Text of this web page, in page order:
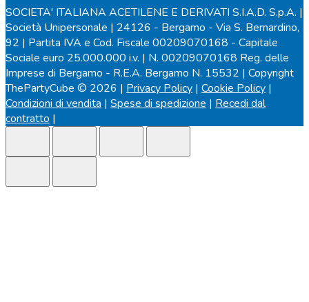
SOCIETA' ITALIANA ACETILENE E DERIVATI S.I.A.D. S.p.A. |
Società Unipersonale | 24126 - Bergamo - Via S. Bernardino,
92 | Partita IVA e Cod. Fiscale 00209070168 - Capitale
Sociale euro 25.000.000 i.v. | N. 00209070168 Reg. delle
Imprese di Bergamo - R.E.A. Bergamo N. 15532 | Copyright
ThePartyCube © 2026 | Privacy Policy | Cookie Policy |
Condizioni di vendita | Spese di spedizione | Recedi dal
contratto |